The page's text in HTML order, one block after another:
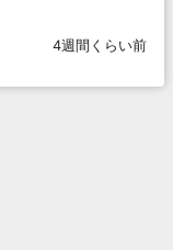
4週間くらい前